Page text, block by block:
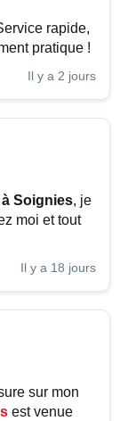
rapide,
pratique !
Il y a 2 jours
à Soignies, je
moi et tout
Il y a 18 jours
sur mon
est venue